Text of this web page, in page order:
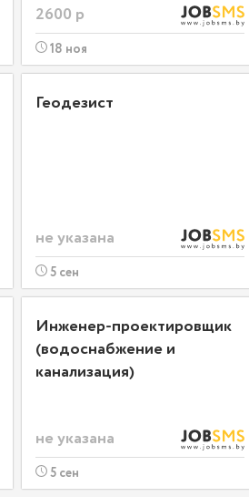
2600 р
18 ноя
Геодезист
не указана
5 сен
Инженер-проектировщик
(водоснабжение и
канализация)
не указана
5 сен